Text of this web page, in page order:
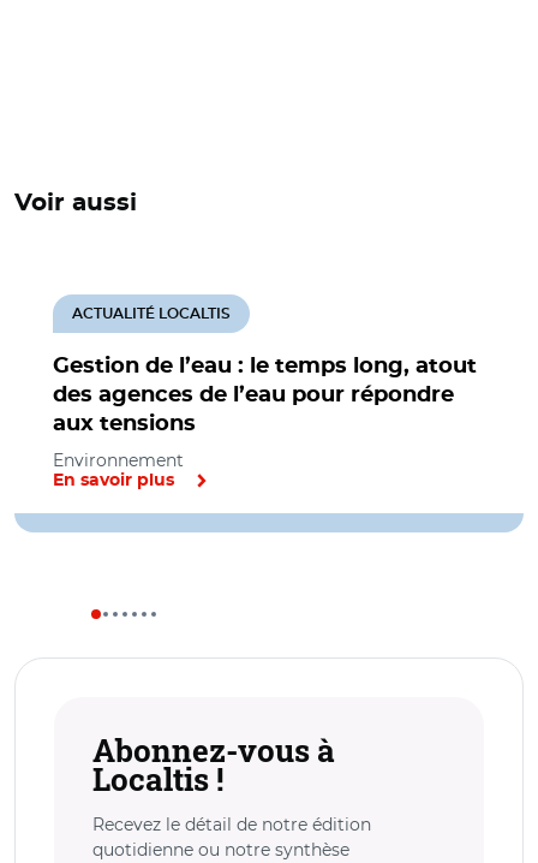
Voir aussi
Gestion de l’eau : le temps long, atout
des agences de l’eau pour répondre
aux tensions
ACTUALITÉ LOCALTIS
Environnement
En savoir plus
Abonnez-vous à
Localtis !
Recevez le détail de notre édition
quotidienne ou notre synthèse